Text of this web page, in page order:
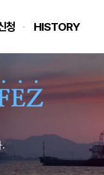
청 HISTORY
.